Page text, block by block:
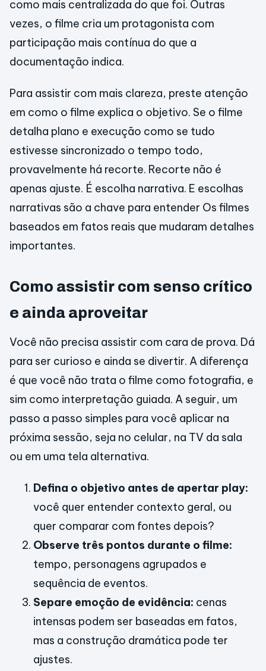
como mais centralizada do que foi. Outras
vezes, o filme cria um protagonista com
participação mais contínua do que a
documentação indica.
Para assistir com mais clareza, preste atenção
em como o filme explica o objetivo. Se o filme
detalha plano e execução como se tudo
estivesse sincronizado o tempo todo,
provavelmente há recorte. Recorte não é
apenas ajuste. É escolha narrativa. E escolhas
narrativas são a chave para entender Os filmes
baseados em fatos reais que mudaram detalhes
importantes.
Como assistir com senso crítico
e ainda aproveitar
Você não precisa assistir com cara de prova. Dá
para ser curioso e ainda se divertir. A diferença
é que você não trata o filme como fotografia, e
sim como interpretação guiada. A seguir, um
passo a passo simples para você aplicar na
próxima sessão, seja no celular, na TV da sala
ou em uma tela alternativa.
Defina o objetivo antes de apertar play:
você quer entender contexto geral, ou
quer comparar com fontes depois?
Observe três pontos durante o filme:
tempo, personagens agrupados e
sequência de eventos.
Separe emoção de evidência: cenas
intensas podem ser baseadas em fatos,
mas a construção dramática pode ter
ajustes.